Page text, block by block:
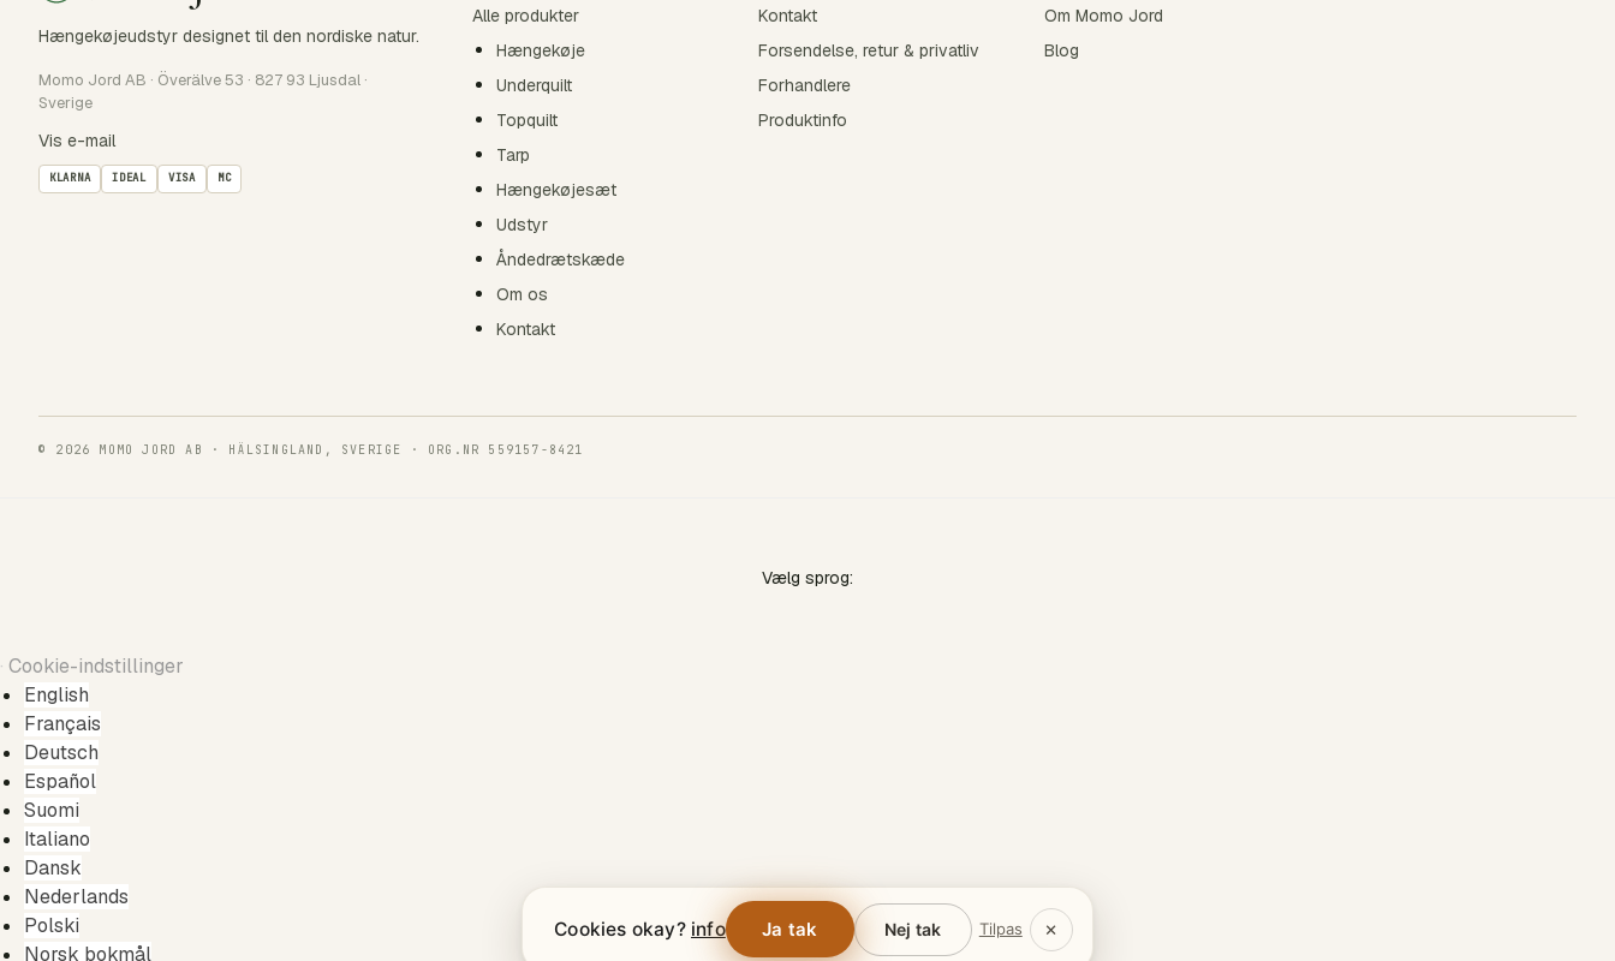
Hængekøjeudstyr designet til den nordiske natur.
Momo Jord AB · Överälve 53 · 827 93 Ljusdal ·
Sverige
Vis e-mail
KLARNA IDEAL VISA MC
Alle produkter
Hængekøje
Underquilt
Topquilt
Tarp
Hængekøjesæt
Udstyr
Åndedrætskæde
Om os
Kontakt
Kontakt
Forsendelse, retur & privatliv
Forhandlere
Produktinfo
Om Momo Jord
Blog
© 2026 MOMO JORD AB · HÄLSINGLAND, SVERIGE · ORG.NR 559157-8421
Vælg sprog:
· Cookie-indstillinger
English
Français
Deutsch
Español
Suomi
Italiano
Dansk
Nederlands
Polski
Norsk bokmål
Cookies okay? info Ja tak Nej tak Tilpas ×